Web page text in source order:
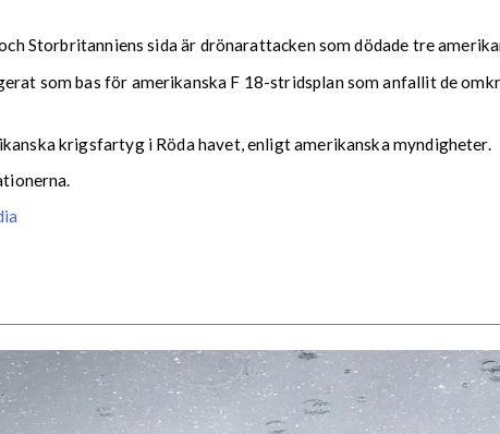
Storbritanniens sida är drönarattacken som dödade tre
som bas för amerikanska F 18-stridsplan som anfallit de
krigsfartyg i Röda havet, enligt amerikanska myndigheter.